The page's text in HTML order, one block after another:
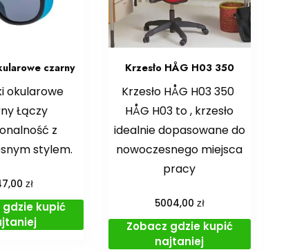
czarny
okularowe
Łączy
z
stylem.
zł
gdzie kupić
Krzesło HÅG H03 350
Krzesło HÅG H03 350
HÅG H03 to , krzesło
idealnie dopasowane do
nowoczesnego miejsca
pracy
5004,00 zł
Zobacz gdzie kupić
najtaniej